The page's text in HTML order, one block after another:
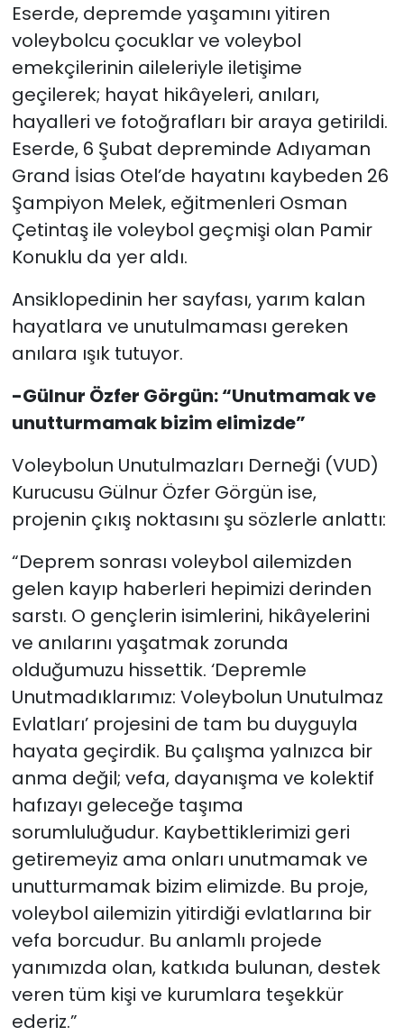
Eserde, depremde yaşamını yitiren
voleybolcu çocuklar ve voleybol
emekçilerinin aileleriyle iletişime
geçilerek; hayat hikâyeleri, anıları,
hayalleri ve fotoğrafları bir araya getirildi.
Eserde, 6 Şubat depreminde Adıyaman
Grand İsias Otel’de hayatını kaybeden 26
Şampiyon Melek, eğitmenleri Osman
Çetintaş ile voleybol geçmişi olan Pamir
Konuklu da yer aldı.
Ansiklopedinin her sayfası, yarım kalan
hayatlara ve unutulmaması gereken
anılara ışık tutuyor.
-Gülnur Özfer Görgün: “Unutmamak ve
unutturmamak bizim elimizde”
Voleybolun Unutulmazları Derneği (VUD)
Kurucusu Gülnur Özfer Görgün ise,
projenin çıkış noktasını şu sözlerle anlattı:
“Deprem sonrası voleybol ailemizden
gelen kayıp haberleri hepimizi derinden
sarstı. O gençlerin isimlerini, hikâyelerini
ve anılarını yaşatmak zorunda
olduğumuzu hissettik. ‘Depremle
Unutmadıklarımız: Voleybolun Unutulmaz
Evlatları’ projesini de tam bu duyguyla
hayata geçirdik. Bu çalışma yalnızca bir
anma değil; vefa, dayanışma ve kolektif
hafızayı geleceğe taşıma
sorumluluğudur. Kaybettiklerimizi geri
getiremeyiz ama onları unutmamak ve
unutturmamak bizim elimizde. Bu proje,
voleybol ailemizin yitirdiği evlatlarına bir
vefa borcudur. Bu anlamlı projede
yanımızda olan, katkıda bulunan, destek
veren tüm kişi ve kurumlara teşekkür
ederiz.”